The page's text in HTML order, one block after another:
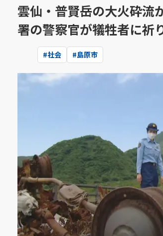
雲仙・普賢岳の大火砕
署の警察官が犠牲者に祈
#社会 #島原市